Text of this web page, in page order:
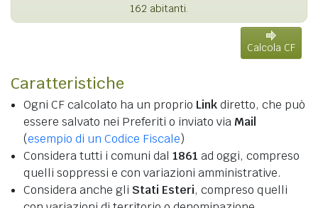
162 abitanti.
Calcola CF
Caratteristiche
Ogni CF calcolato ha un proprio Linkdiretto, che può
essere salvato nei Preferiti o inviato via Mail
(esempio di un Codice Fiscale)
Considera tutti i comuni dal 1861 ad oggi, compreso
quelli soppressi e con variazioni amministrative.
Considera anche gli Stati Esteri, compreso quelli